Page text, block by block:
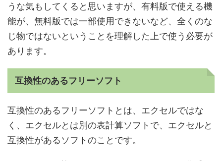
うな気もしてくると思いますが、有料版で使える機
能が、無料版では一部使用できないなど、全くのな
じ物ではないということを理解した上で使う必要が
あります。
互換性のあるフリーソフト
互換性のあるフリーソフトとは、エクセルではな
く、エクセルとは別の表計算ソフトで、エクセルと
互換性があるソフトのことです。